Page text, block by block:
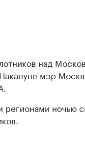
над
мэр
регионами ночью